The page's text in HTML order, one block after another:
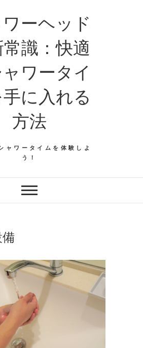
ーヘッド
識：快適
ワータイ
に入れる
方法
ャワータイムを体験しよ
う！